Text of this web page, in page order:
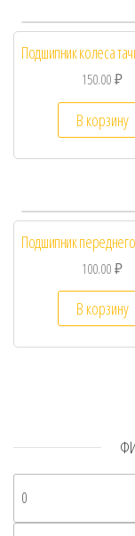
150.00₽
В корзину
100.00₽
В корзину